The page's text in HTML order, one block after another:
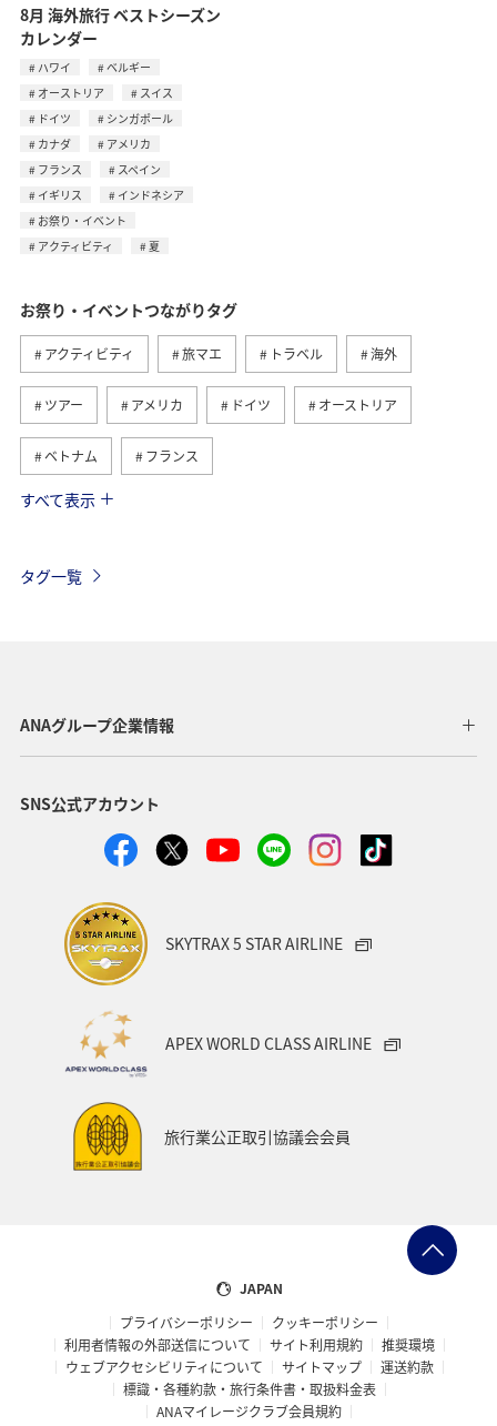
8月 海外旅行 ベストシーズン
カレンダー
ハワイ
ベルギー
オーストリア
スイス
ドイツ
シンガポール
カナダ
アメリカ
フランス
スペイン
イギリス
インドネシア
お祭り・イベント
アクティビティ
夏
お祭り・イベントつながりタグ
アクティビティ 旅マエ トラベル 海外
ツアー アメリカ ドイツ オーストリア
ベトナム フランス
ハワイ
フィリピン カナダ 年末年始 グルメ
ANAショッピング A-style
アメリカ・カナダ・中南米 東アジア クリスマス
ライフ 日常
ミュンヘン
宮城県
札幌 北海道
オセアニア
すべて表示
タグ一覧
ANAグループ企業情報
SNS公式アカウント
SKYTRAX 5 STAR AIRLINE
APEX WORLD CLASS AIRLINE
旅行業公正取引協議会会員
JAPAN
プライバシーポリシー
クッキーポリシー
利用者情報の外部送信について
サイト利用規約
推奨環境
ウェブアクセシビリティについて
サイトマップ
運送約款
標識・各種約款・旅行条件書・取扱料金表
ANAマイレージクラブ会員規約